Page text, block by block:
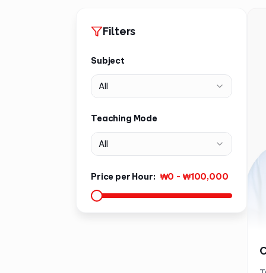
Filters
Subject
All
Teaching Mode
All
Price per Hour: ₩0 - ₩100,000